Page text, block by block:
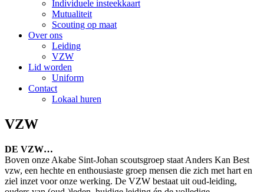
Individuele insteekkaart
Mutualiteit
Scouting op maat
Over ons
Leiding
VZW
Lid worden
Uniform
Contact
Lokaal huren
VZW
DE VZW…
Boven onze Akabe Sint-Johan scoutsgroep staat Anders Kan Best
vzw, een hechte en enthousiaste groep mensen die zich met hart en
ziel inzet voor onze werking. De VZW bestaat uit oud-leiding,